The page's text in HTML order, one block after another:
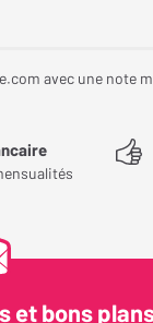
avec une note
et bons